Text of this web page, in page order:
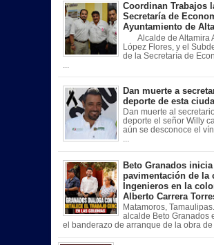
Coordinan Trabajos
Secretaría de
Ayuntamiento de
Alcalde de Altamira
López Flores, y el
de la Secretaría de
Dan muerte a
deporte de esta
Dan muerte al
deporte el señor Willy
aún se desconoce el
...
Beto Granados inicia
pavimentación de la
Ingenieros en la
Alberto Carrera
Matamoros,
alcalde Beto Granados
el banderazo de arranque de la obra de